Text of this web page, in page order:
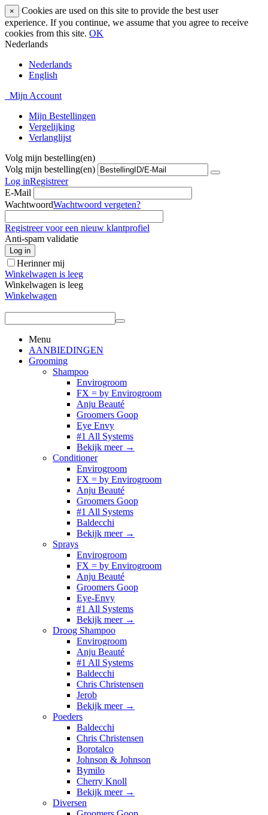
×
Cookies are used on this site to provide the best user
experience. If you continue, we assume that you agree to receive
cookies from this site. OK
Nederlands
Nederlands
English
Mijn Account
Mijn Bestellingen
Vergelijking
Verlanglijst
Volg mijn bestelling(en)
Volg mijn bestelling(en)
Log inRegistreer
E-Mail
WachtwoordWachtwoord vergeten?
Registreer voor een nieuw klantprofiel
Anti-spam validatie
Log in
Herinner mij
Winkelwagen is leeg
Winkelwagen is leeg
Winkelwagen
Menu
AANBIEDINGEN
Grooming
Shampoo
Envirogroom
FX = by Envirogroom
Anju Beauté
Groomers Goop
Eye Envy
#1 All Systems
Bekijk meer →
Conditioner
Envirogroom
FX = by Envirogroom
Anju Beauté
Groomers Goop
#1 All Systems
Baldecchi
Bekijk meer →
Sprays
Envirogroom
FX = by Envirogroom
Anju Beauté
Groomers Goop
Eye-Envy
#1 All Systems
Bekijk meer →
Droog Shampoo
Envirogroom
Anju Beauté
#1 All Systems
Baldecchi
Chris Christensen
Jerob
Bekijk meer →
Poeders
Baldecchi
Chris Christensen
Borotalco
Johnson & Johnson
Bymilo
Cherry Knoll
Bekijk meer →
Diversen